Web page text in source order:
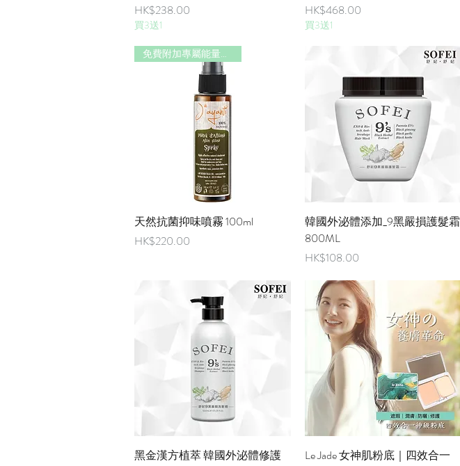
價格
HK$238.00
買3送1
價格
HK$468.00
買3送1
快速瀏覽
免費附加專屬能量精油香味
天然抗菌抑味噴霧 100ml
價格
HK$220.00
快速瀏覽
韓國外泌體添加_9黑嚴損護髮霜
800ML
價格
HK$108.00
快速瀏覽
黑金漢方植萃 韓國外泌體修護
快速瀏覽
Le Jade 女神肌粉底｜四效合一